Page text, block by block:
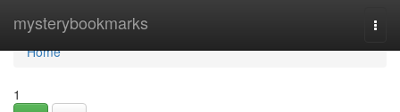
mysterybookmarks
Home
Home
1